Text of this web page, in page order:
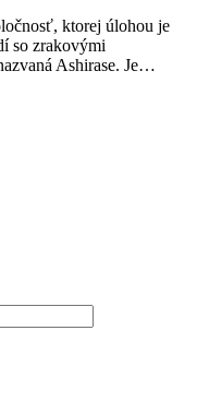
ktorej úlohou je
so zrakovými
Ashirase. Je…